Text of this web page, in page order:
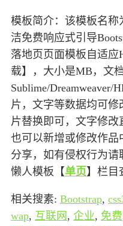
模板简介：该模板名称
洁免费响应式引导
落地页页面模板自适
载】，大小是MB，文
Sublime/Dreamweaver/
片，文字等数据均可修
片替换即可，文字修
也可以新增或修改作品
分享，如有侵权行为
懒人模板【单页】栏目
相关搜素: Bootstrap,
wap, 互联网 , 企业, 免费